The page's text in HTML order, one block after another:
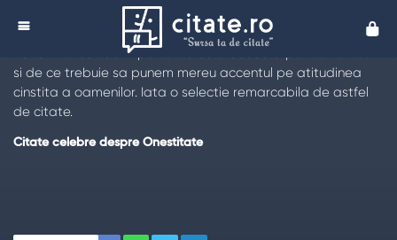
Citate despre Onestitate
Citeste cele mai frumoasecitate despre onestitate
, care iti
vor aminti cat de importanta este aceasta pentru noi toti
si de ce trebuie sa punem mereu accentul pe atitudinea
cinstita a oamenilor. Iata o selectie remarcabila de astfel
de citate.
Citate celebre despre Onestitate